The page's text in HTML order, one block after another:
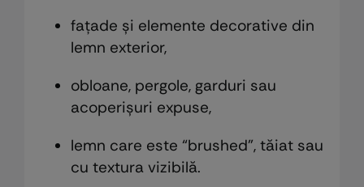
fațade și elemente decorative din
lemn exterior,
obloane, pergole, garduri sau
acoperișuri expuse,
lemn care este “brushed”, tăiat sau
cu textura vizibilă.